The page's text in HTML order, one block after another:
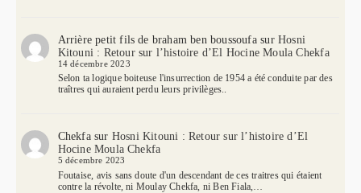
Arrière petit fils de braham ben boussoufasur Hosni
Kitouni : Retour sur l’histoire d’El Hocine Moula Chekfa
14 décembre 2023
Selon ta logique boiteuse l'insurrection de 1954 a été conduite par des
traîtres qui auraient perdu leurs privilèges..
Chekfasur Hosni Kitouni : Retour sur l’histoire d’El
Hocine Moula Chekfa
5 décembre 2023
Foutaise, avis sans doute d'un descendant de ces traitres qui étaient
contre la révolte, ni Moulay Chekfa, ni Ben Fiala,…